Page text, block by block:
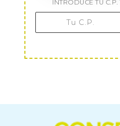
INTRODUCE TU C.P.